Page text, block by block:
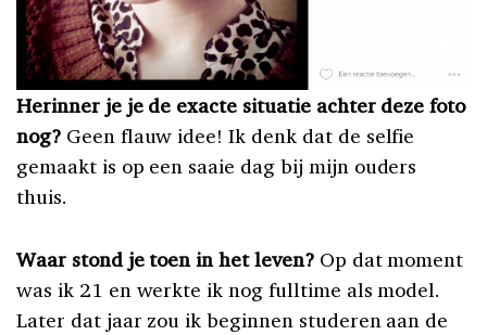
Herinner je je de exacte situatie achter deze foto
nog?Geen flauw idee! Ik denk dat de selfie
gemaakt is op een saaie dag bij mijn ouders
thuis.
Waar stond je toen in het leven?Op dat moment
was ik 21 en werkte ik nog fulltime als model.
Later dat jaar zou ik beginnen studeren aan de